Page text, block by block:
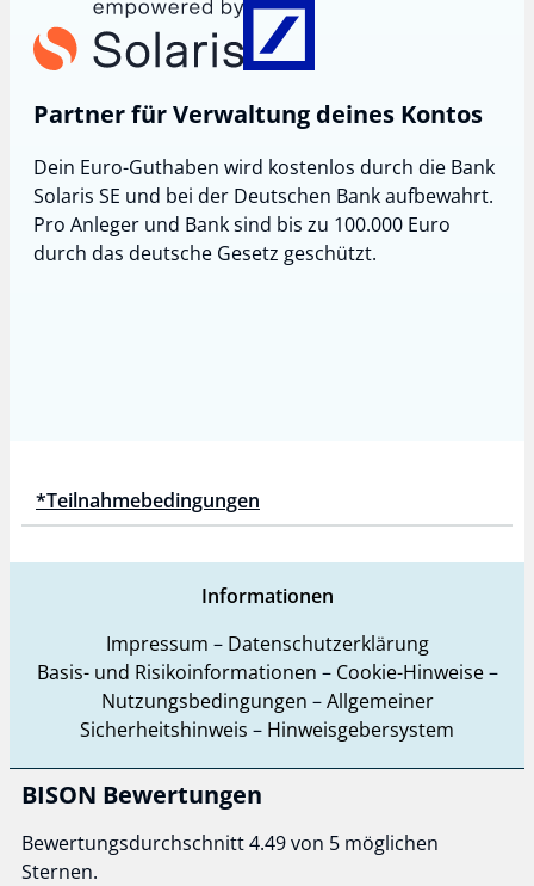
Partner für Verwaltung deines Kontos
Dein Euro-Guthaben wird kostenlos durch die Bank
Solaris SE und bei der Deutschen Bank aufbewahrt.
Pro Anleger und Bank sind bis zu 100.000 Euro
durch das deutsche Gesetz geschützt.
*Teilnahmebedingungen
Informationen
Impressum – Datenschutzerklärung
Basis- und Risikoinformationen – Cookie-Hinweise–
Nutzungsbedingungen –Allgemeiner
Sicherheitshinweis – Hinweisgebersystem
BISON Bewertungen
Bewertungsdurchschnitt 4.49 von 5 möglichen
Sternen.